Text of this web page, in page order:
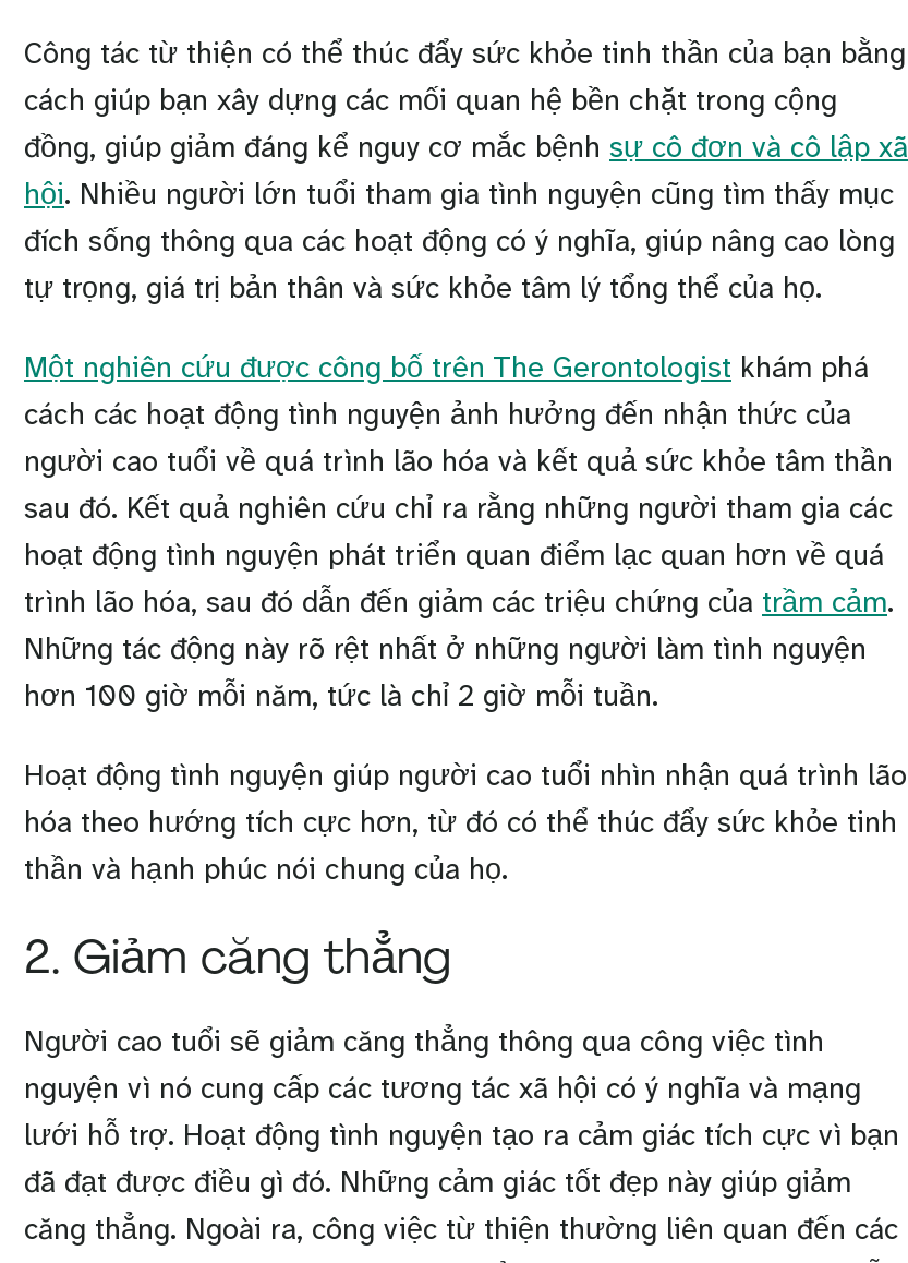
Công tác từ thiện có thể thúc đẩy sức khỏe tinh thần của bạn bằng
cách giúp bạn xây dựng các mối quan hệ bền chặt trong cộng
đồng, giúp giảm đáng kể nguy cơ mắc bệnh sự cô đơn và cô lập xã
hội. Nhiều người lớn tuổi tham gia tình nguyện cũng tìm thấy mục
đích sống thông qua các hoạt động có ý nghĩa, giúp nâng cao lòng
tự trọng, giá trị bản thân và sức khỏe tâm lý tổng thể của họ.
Một nghiên cứu được công bố trên The Gerontologist khám phá
cách các hoạt động tình nguyện ảnh hưởng đến nhận thức của
người cao tuổi về quá trình lão hóa và kết quả sức khỏe tâm thần
sau đó. Kết quả nghiên cứu chỉ ra rằng những người tham gia các
hoạt động tình nguyện phát triển quan điểm lạc quan hơn về quá
trình lão hóa, sau đó dẫn đến giảm các triệu chứng của trầm cảm.
Những tác động này rõ rệt nhất ở những người làm tình nguyện
hơn 100 giờ mỗi năm, tức là chỉ 2 giờ mỗi tuần.
Hoạt động tình nguyện giúp người cao tuổi nhìn nhận quá trình lão
hóa theo hướng tích cực hơn, từ đó có thể thúc đẩy sức khỏe tinh
thần và hạnh phúc nói chung của họ.
2. Giảm căng thẳng
Người cao tuổi sẽ giảm căng thẳng thông qua công việc tình
nguyện vì nó cung cấp các tương tác xã hội có ý nghĩa và mạng
lưới hỗ trợ. Hoạt động tình nguyện tạo ra cảm giác tích cực vì bạn
đã đạt được điều gì đó. Những cảm giác tốt đẹp này giúp giảm
căng thẳng. Ngoài ra, công việc từ thiện thường liên quan đến các